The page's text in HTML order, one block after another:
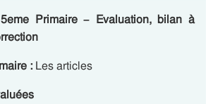
Primaire – Evaluation, bilan à
: Les articles